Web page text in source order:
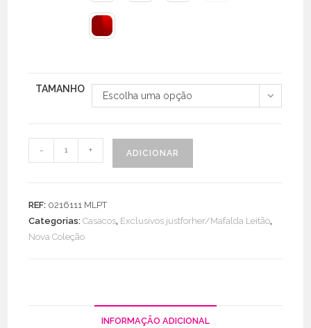
TAMANHO
Escolha uma opção
Quantidade
de
comprida
- + ADICIONAR
REF: 0216111 MLPT
Categorias:Casacos, Exclusivos justforher/Mafalda Leitão,
Nova Coleção
INFORMAÇÃO ADICIONAL